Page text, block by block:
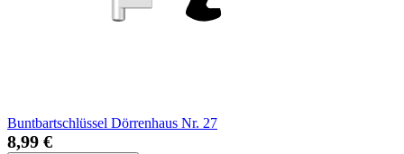
Buntbartschlüssel Dörrenhaus Nr. 27
8,99 €